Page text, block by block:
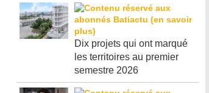
Dix projets qui ont marqué
les territoires au premier
semestre 2026